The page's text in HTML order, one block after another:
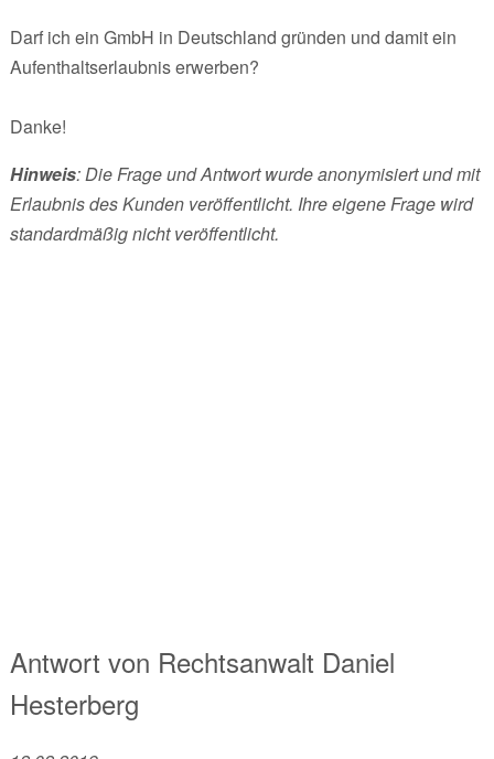
Darf ich ein GmbH in Deutschland gründen und damit ein
Aufenthaltserlaubnis erwerben?
Danke!
Hinweis: Die Frage und Antwort wurde anonymisiert und mit
Erlaubnis des Kunden veröffentlicht. Ihre eigene Frage wird
standardmäßig nicht veröffentlicht.
Antwort von Rechtsanwalt Daniel
Hesterberg